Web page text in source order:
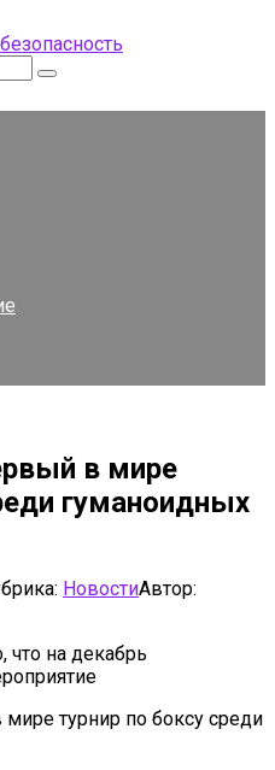
в мире
гуманоидных
НовостиАвтор:
на декабрь